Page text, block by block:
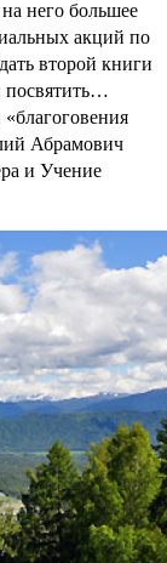
него большее
акций по
второй книги
посвятить…
Абрамович
и Учение